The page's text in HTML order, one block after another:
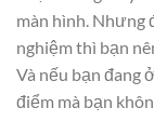
màn hình. Nhưng
nghiệm thì bạn
Và nếu bạn đang
điểm mà bạn